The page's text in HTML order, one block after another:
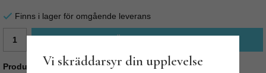
Finns i lager för omgående leverans
Produktbeskrivning:
Vi skräddarsyr din upplevelse